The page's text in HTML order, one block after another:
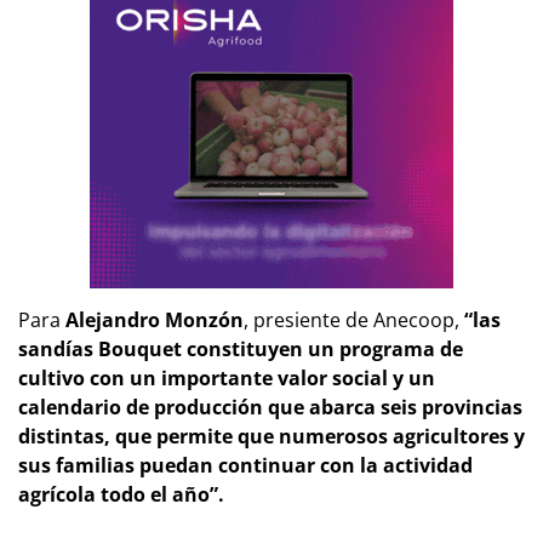
Para Alejandro Monzón, presiente de Anecoop, “las
sandías Bouquet constituyen un programa de
cultivo con un importante valor social y un
calendario de producción que abarca seis provincias
distintas, que permite que numerosos agricultores y
sus familias puedan continuar con la actividad
agrícola todo el año”.